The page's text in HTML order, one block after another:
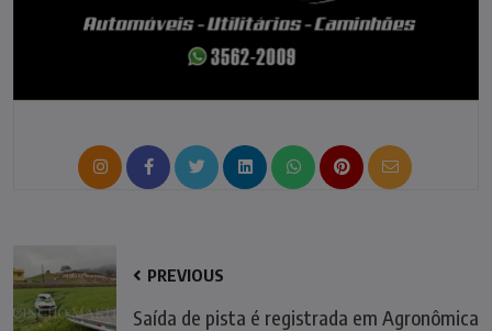
PREVIOUS
Saída de pista é registrada em Agronômica